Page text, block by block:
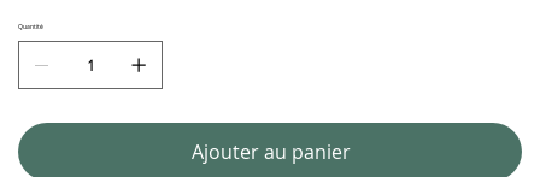
Quantité
Ajouter au panier